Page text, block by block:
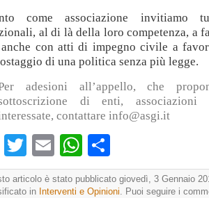
come associazione invitiamo
al di là della loro competenza, a
con atti di impegno civile a
di una politica senza più legge.
adesioni all’appello, che
di enti, associazioni
contattare info@asgi.it
Facebook
TwitterEmailWhatsApp
articolo è stato pubblicato giovedì, 3 Gennaio
in Interventi e Opinioni. Puoi seguire i